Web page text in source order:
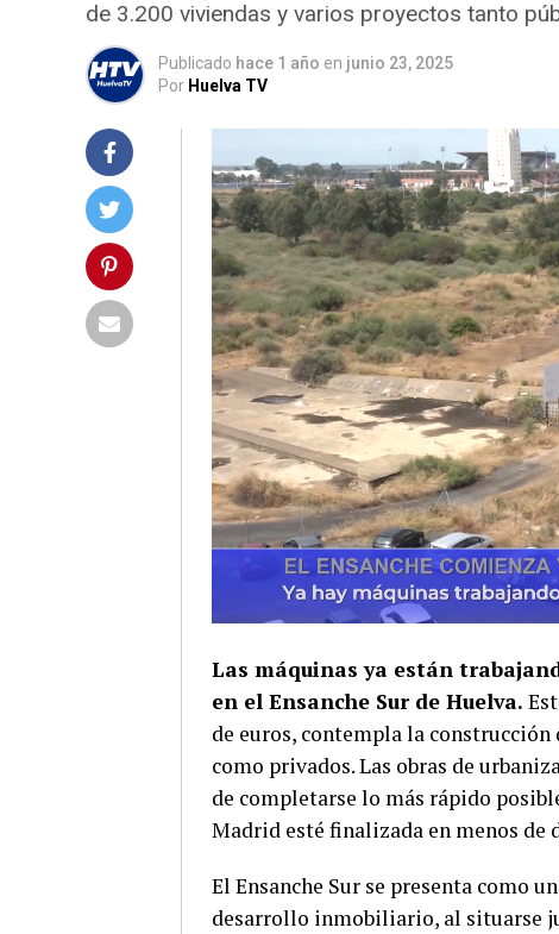
de 3.200 viviendas y varios proyectos tanto
Publicado hace 1 año en junio 23, 2025
Por Huelva TV
Las máquinas ya están
en el Ensanche Sur de Huelva.
de euros, contempla la
como privados. Las obras de
de completarse lo más rápido
Madrid esté finalizada en menos de
El Ensanche Sur se presenta como
desarrollo inmobiliario, al situarse